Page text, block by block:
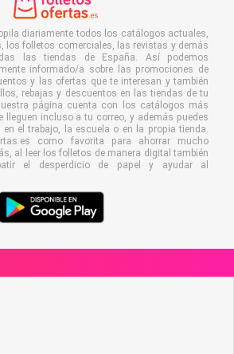
diariamente todos los catálogos actuales,
los folletos comerciales, las revistas y demás
las tiendas de España. Así podemos
informado/a sobre las promociones de
y las ofertas que te interesan y también
rebajas y descuentos en las tiendas de tu
página cuenta con los catálogos más
lleguen incluso a tu correo, y además puedes
el trabajo, la escuela o en la propia tienda.
como favorita para ahorrar mucho
al leer los folletos de manera digital también
el desperdicio de papel y ayudar al